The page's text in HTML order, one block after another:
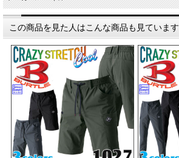
この商品を見た人はこんな商品も見ています